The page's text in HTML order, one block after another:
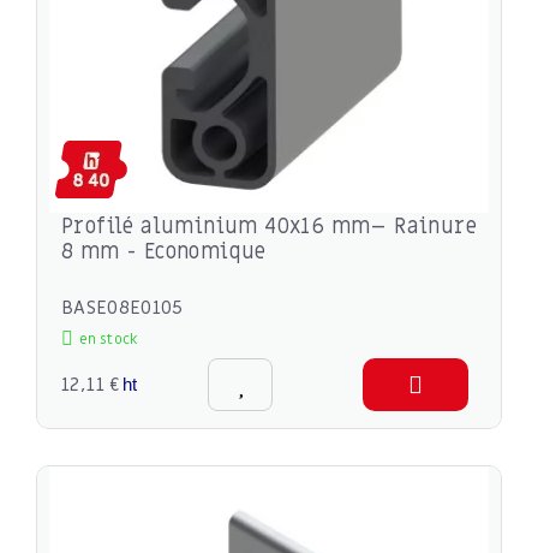
Profilé aluminium 40x16 mm– Rainure
8 mm - Economique
BASE08E0105
en stock
12,11 € ht